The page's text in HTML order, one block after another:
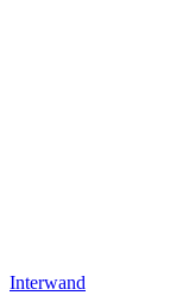
Interwand